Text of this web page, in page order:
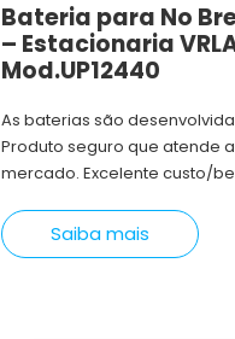
Bateria para No
– Estacionaria
Mod.UP12440
As baterias são
Produto seguro que atende
mercado. Excelente custo/
Saiba mais